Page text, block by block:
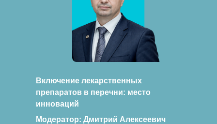
Включение лекарственных
препаратов в перечни: место
инноваций
Модератор: Дмитрий Алексеевич